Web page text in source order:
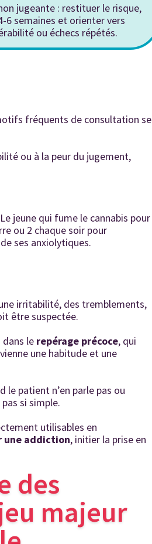
jugeante : restituer le risque,
6 semaines et orienter vers
ou échecs répétés.
fréquents de consultation se
ou à la peur du jugement,
jeune qui fume le cannabis pour
ou 2 chaque soir pour
ses anxiolytiques.
irritabilité, des tremblements,
être suspectée.
le repérage précoce, qui
une habitude et une
le patient n’en parle pas ou
si simple.
utilisables en
addiction, initier la prise en
des
majeur